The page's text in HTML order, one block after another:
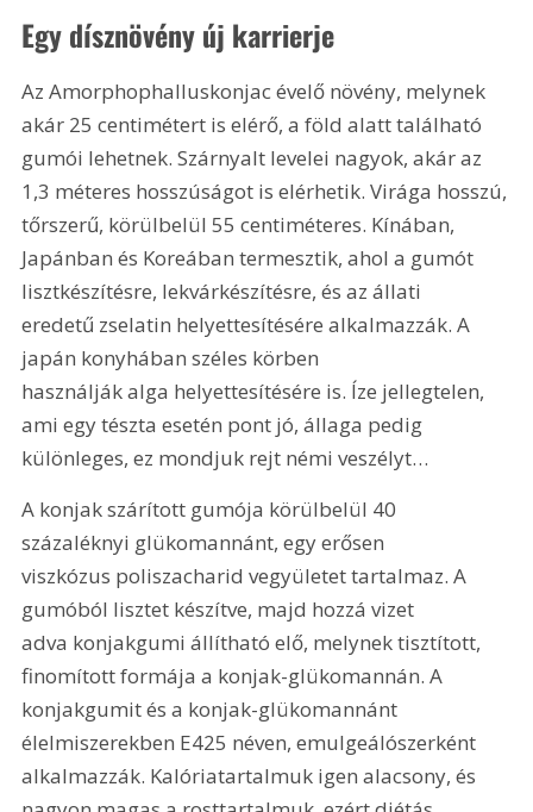
Egy dísznövény új karrierje
Az Amorphophalluskonjac évelő növény, melynek
akár 25 centimétert is elérő, a föld alatt található
gumói lehetnek. Szárnyalt levelei nagyok, akár az
1,3 méteres hosszúságot is elérhetik. Virága hosszú,
tőrszerű, körülbelül 55 centiméteres. Kínában,
Japánban és Koreában termesztik, ahol a gumót
lisztkészítésre, lekvárkészítésre, és az állati
eredetű zselatin helyettesítésére alkalmazzák. A
japán konyhában széles körben
használják alga helyettesítésére is. Íze jellegtelen,
ami egy tészta esetén pont jó, állaga pedig
különleges, ez mondjuk rejt némi veszélyt…
A konjak szárított gumója körülbelül 40
százaléknyi glükomannánt, egy erősen
viszkózus poliszacharid vegyületet tartalmaz. A
gumóból lisztet készítve, majd hozzá vizet
adva konjakgumi állítható elő, melynek tisztított,
finomított formája a konjak-glükomannán. A
konjakgumit és a konjak-glükomannánt
élelmiszerekben E425 néven, emulgeálószerként
alkalmazzák. Kalóriatartalmuk igen alacsony, és